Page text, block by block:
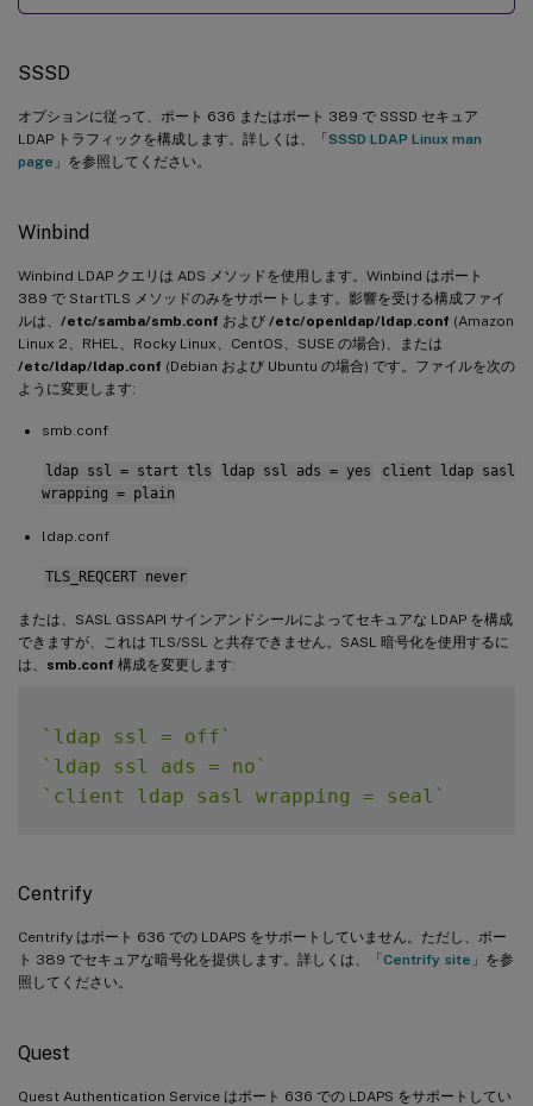
SSSD
オプションに従って、ポート 636 またはポート 389 で SSSD セキュア
LDAP トラフィックを構成します。詳しくは、「SSSD LDAP Linux man
page 」を参照してください。
Winbind
Winbind LDAP クエリは ADS メソッドを使用します。Winbind はポート
389 で StartTLS メソッドのみをサポートします。影響を受ける構成ファイ
ルは、 /etc/samba/smb.conf および /etc/openldap/ldap.conf (Amazon
Linux 2、RHEL、Rocky Linux、CentOS、SUSE の場合)、または
/etc/ldap/ldap.conf (Debian および Ubuntu の場合) です。ファイルを次の
ように変更します:
smb.conf
ldap ssl = start tls ldap ssl ads = yes
client ldap sasl
wrapping = plain
ldap.conf
TLS_REQCERT never
または、SASL GSSAPI サインアンドシールによってセキュアな LDAP を構成
できますが、これは TLS/SSL と共存できません。SASL 暗号化を使用するに
は、 smb.conf 構成を変更します:
` ldap ssl = off`
` ldap ssl ads = no`
` client ldap sasl wrapping = seal `
Centrify
Centrify はポート 636 での LDAPS をサポートしていません。ただし、ポー
ト 389 でセキュアな暗号化を提供します。詳しくは、「Centrify site 」を参
照してください。
Quest
Quest Authentication Service はポート 636 での LDAPS をサポートしてい